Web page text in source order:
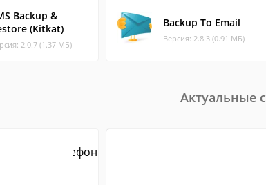
Backup &
(Kitkat)
2.0.7 (1.37 МБ)
Backup To Email
Версия: 2.8.3 (0.91 МБ)
Актуальные